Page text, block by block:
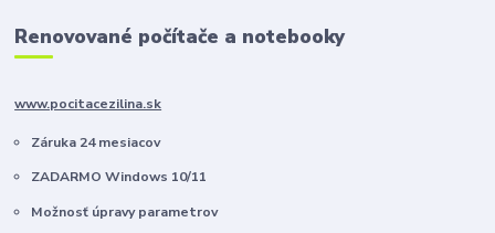
Renovované počítače a notebooky
www.pocitacezilina.sk
Záruka 24 mesiacov
ZADARMO Windows 10/11
Možnosť úpravy parametrov